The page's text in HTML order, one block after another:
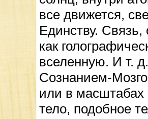
все движется,
Единству.
как
вселенную. И т.
Сознанием-
или в масштабах
тело, подобное